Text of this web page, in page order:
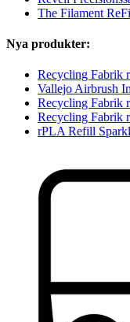
The Filament
Nya produkter:
Recycling Fabrik
Vallejo Airbrush
Recycling Fabrik
Recycling Fabrik
rPLA Refill